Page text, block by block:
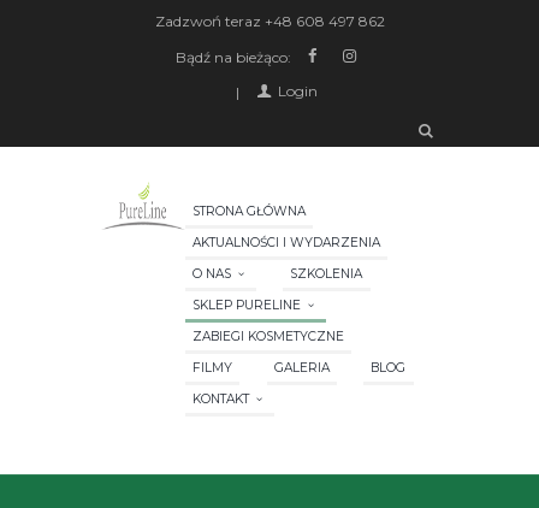
Zadzwoń teraz +48 608 497 862
Bądź na bieżąco:
Login
STRONA GŁÓWNA
AKTUALNOŚCI I WYDARZENIA
O NAS
SZKOLENIA
SKLEP PURELINE
ZABIEGI KOSMETYCZNE
FILMY
GALERIA
BLOG
KONTAKT